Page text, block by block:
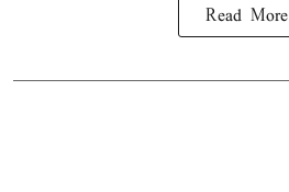
Read More